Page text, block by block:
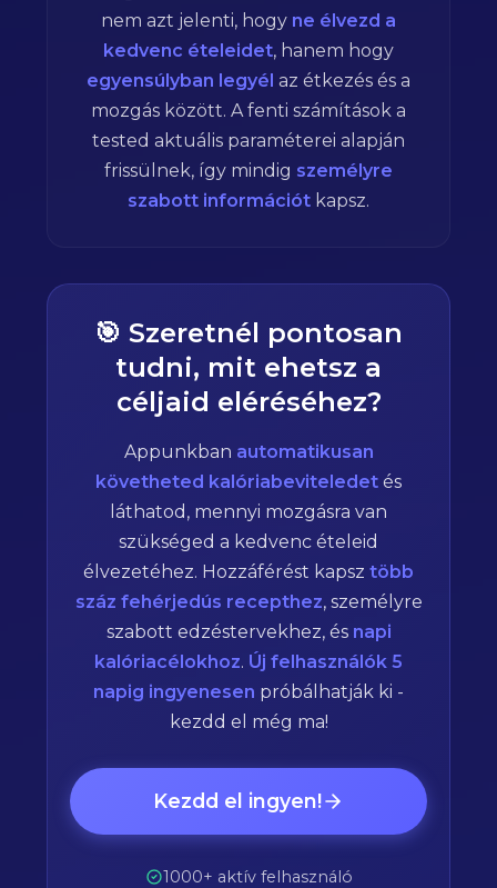
nem azt jelenti, hogy ne élvezd a
kedvenc ételeidet, hanem hogy
egyensúlyban legyél az étkezés és a
mozgás között. A fenti számítások a
tested aktuális paraméterei alapján
frissülnek, így mindig személyre
szabott információt kapsz.
🎯 Szeretnél pontosan
tudni, mit ehetsz a
céljaid eléréséhez?
Appunkban automatikusan
követheted kalóriabeviteledet és
láthatod, mennyi mozgásra van
szükséged a kedvenc ételeid
élvezetéhez. Hozzáférést kapsz több
száz fehérjedús recepthez, személyre
szabott edzéstervekhez, és napi
kalóriacélokhoz. Új felhasználók 5
napig ingyenesen próbálhatják ki -
kezdd el még ma!
Kezdd el ingyen!
1000+ aktív felhasználó